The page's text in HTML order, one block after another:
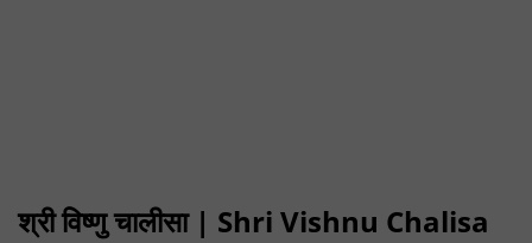
श्री विष्णु चालीसा | Shri Vishnu Chalisa